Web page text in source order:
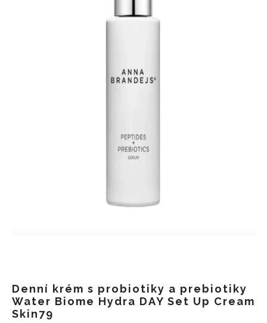
Denní krém s probiotiky a prebiotiky
Water Biome Hydra DAY Set Up Cream
Skin79